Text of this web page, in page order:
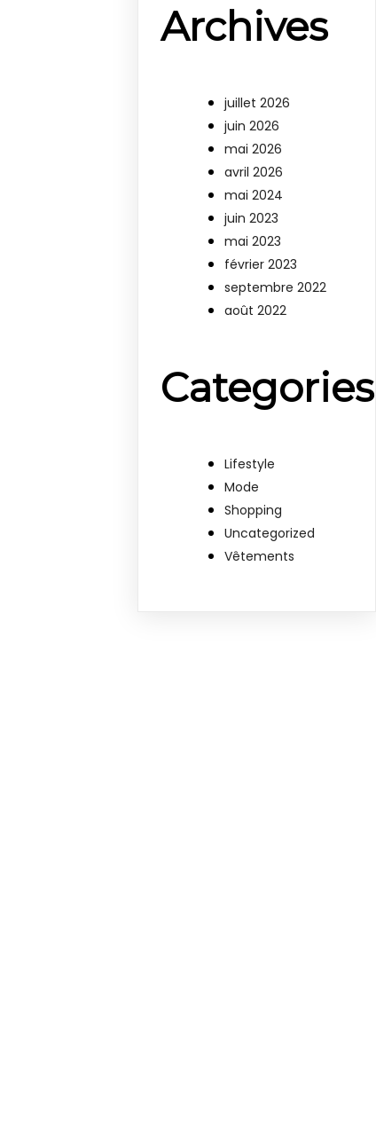
Archives
juillet 2026
juin 2026
mai 2026
avril 2026
mai 2024
juin 2023
mai 2023
février 2023
septembre 2022
août 2022
Categories
Lifestyle
Mode
Shopping
Uncategorized
Vêtements